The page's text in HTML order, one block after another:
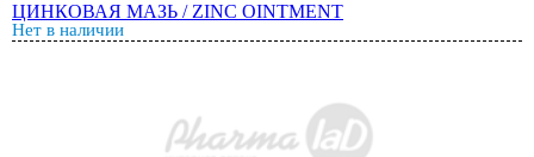
ЦИНКОВАЯ МАЗЬ / ZINC OINTMENT
Нет в наличии